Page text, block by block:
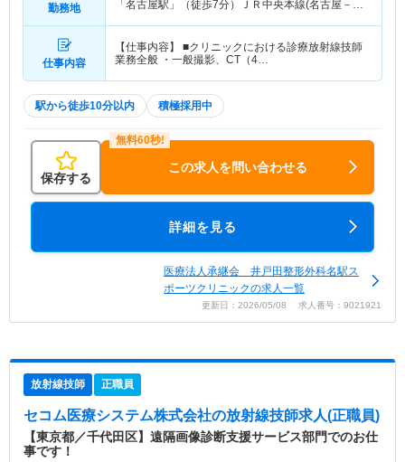
勤務地
「名古屋駅」（徒歩7分）ＪＲ中央本線(名古屋－塩
仕事内容
【仕事内容】 ■クリニックにおける診療放射線技師
業務全般 ・一般撮影、CT（4…
駅から徒歩10分以内 積極採用中
保存する
この求人を問い合わせる
詳細を見る
医療法人承継会 井戸田整形外科名駅ス
ポーツクリニックの求人一覧
更新日：2026/05/08 求人番号：9021921
放射線技師 正職員
セコム医療システム株式会社の放射線技師求人(正職員)
【東京都／千代田区】遠隔画像診断支援サービス部門でのお仕
事です！